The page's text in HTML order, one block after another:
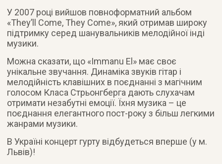
У 2007 році вийшов повноформатний альбом
«They’ll Come, They Come», який отримав широку
підтримку серед шанувальників мелодійної інді
музики.
Можна сказати, що «Immanu El» має своє
унікальне звучання. Динаміка звуків гітар і
мелодійність клавішних в поєднанні з магічним
голосом Класа Стрьонгберга дають слухачам
отримати незабутні емоції. Їхня музика – це
поєднання елегантного пост-року з більш легкими
жанрами музики.
В Україні концерт гурту відбудеться вперше (у м.
Львів)!